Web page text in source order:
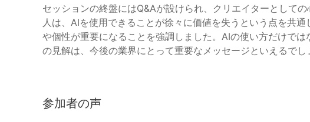
セッションの終盤にはQ&Aが設けられ、クリエイターとして
人は、AIを使用できることが徐々に価値を失うという点を共
や個性が重要になることを強調しました。AIの使い方だけで
の見解は、今後の業界にとって重要なメッセージといえるでし
参加者の声